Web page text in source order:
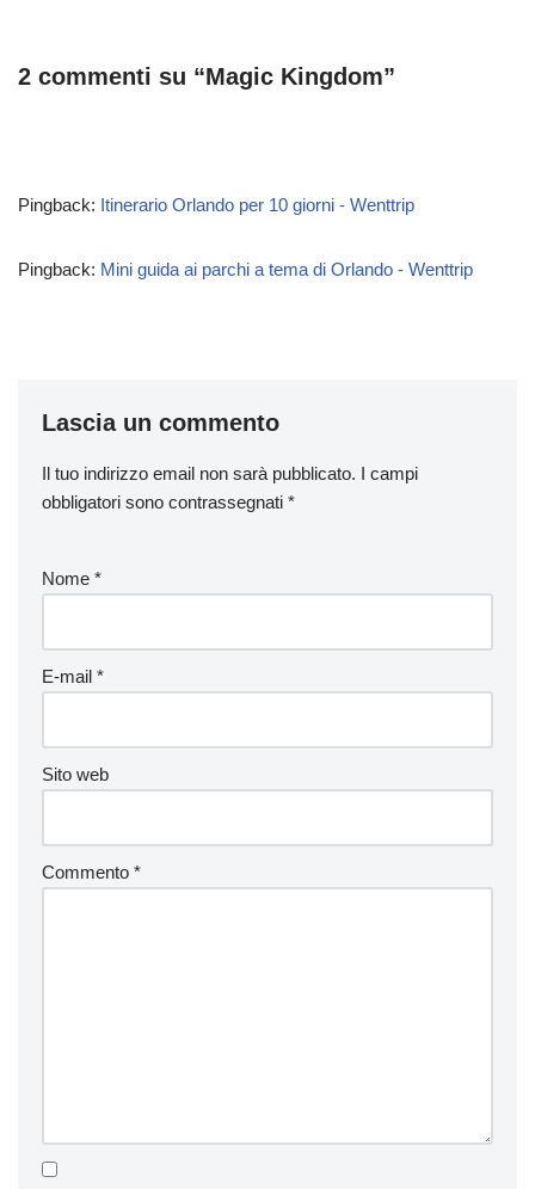
2 commenti su “Magic Kingdom”
Pingback: Itinerario Orlando per 10 giorni - Wenttrip
Pingback: Mini guida ai parchi a tema di Orlando - Wenttrip
Lascia un commento
Il tuo indirizzo email non sarà pubblicato. I campi
obbligatori sono contrassegnati *
Nome *
E-mail *
Sito web
Commento *